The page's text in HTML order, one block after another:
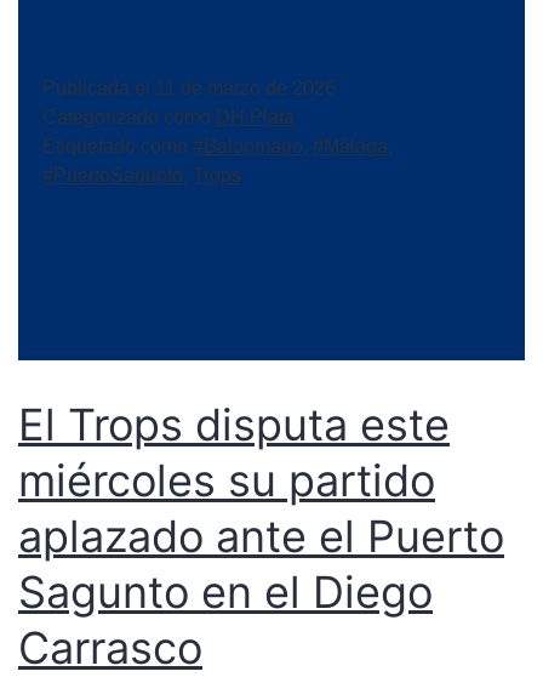
Publicada el
11 de marzo de 2026
Categorizado como DH Plata
Etiquetado como #Balonmano, #Málaga,
#PuertoSagunto, Trops
El Trops disputa este
miércoles su partido
aplazado ante el Puerto
Sagunto en el Diego
Carrasco